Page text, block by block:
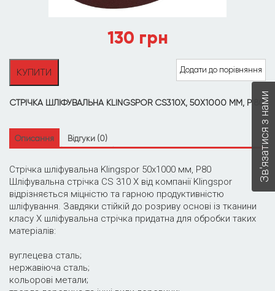
130 грн
шліфувальна
Klingspor
CS310X,
мм,
80
КУПИТИ
СТРІЧКА ШЛІФУВАЛЬНА KLINGSPOR CS310X, 50Х1000 ММ, P 80
Додати до порівняння
Описання Відгуки (0)
Стрічка шліфувальна Klingspor 50х1000 мм, P80
Шліфувальна стрічка CS 310 X від компанії Klingspor
відрізняється міцністю та гарною продуктивністю
шліфування. Завдяки стійкій до розриву основі із тканини
класу X шліфувальна стрічка придатна для обробки таких
матеріалів:
вуглецева сталь;
нержавіюча сталь;
кольорові метали;
Зв'язатися з нами